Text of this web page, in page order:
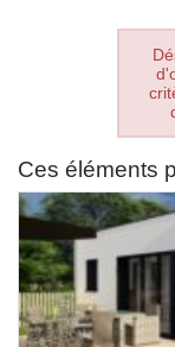
Ces éléments